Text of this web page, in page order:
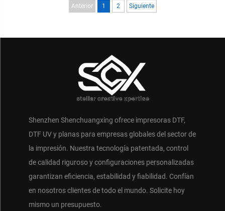
Anterior 1 2 Siguiente
Shenzhen Shenchuangxing ofrece impresoras DTF,
DTF UV y planas para empresas globales del sector de
la impresión. Nuestra tecnología patentada, control
de calidad riguroso y configuraciones personalizadas
garantizan eficiencia, estabilidad y fiabilidad. Confían
en nosotros clientes de todo el mundo. Solicite hoy
mismo un presupuesto.